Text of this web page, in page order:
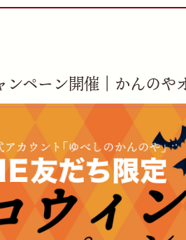
ペーン開催｜かんのや